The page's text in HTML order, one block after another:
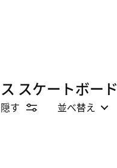
スケートボード
す 並べ替え